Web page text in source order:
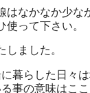
はなかなか少な
使って下さい。
しました。
暮らした日々
事の意味はこ